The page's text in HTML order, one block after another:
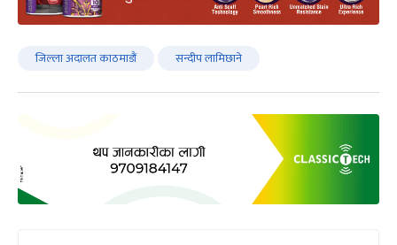
जिल्ला अदालत काठमाडौं सन्दीप लामिछाने